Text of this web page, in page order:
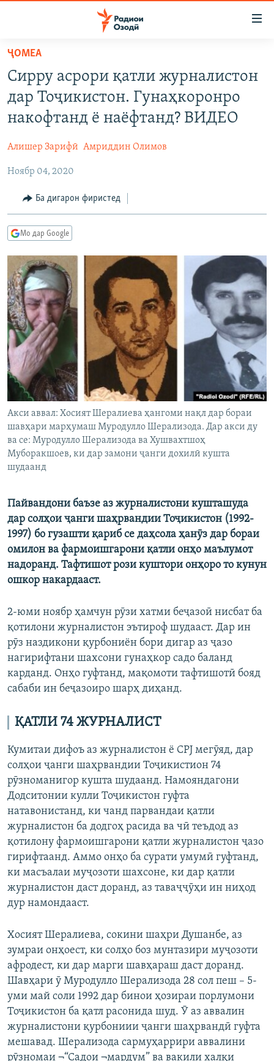
Ҷаҳиш
мояи
аслӣ
Ҷаҳиш
ба
феҳристи
Ҷаҳиш
ҷустор
СИЁСАТ
ИҚТИСОД
ҚАЗИЯИ "КРОКУС"
ОСИЁИ МАРКАЗӢ
ФАРҲАНГ
ВАРЗИШ
ГАПИ ОЗОД
РӮЗГОРИ МУҲОҶИР
ТАҲҚИҚОТ
ҶАНГ ДАР УКРАИНА
НАЗАРИ МАРДУМ
ОЗОДӢ ОНЛАЙН
ВИДЕО
НИГОРИСТОН
ГУЗОРИШҲОИ РАДИОӢ
РӮЙХАТҲО
КИТОБҲОИ ОЗОДӢ
Русский
ПАЙГИРӢ КУНЕД
Ҳамаи сомонаҳои RFE/RL
ҶОМEА
Сирру асрори қатли журналистон
дар Тоҷикистон. Гунаҳкоронро
накофтанд ё наёфтанд? ВИДЕО
Алишер Зарифӣ Амриддин Олимов
Ноябр 04, 2020
Ба дигарон фиристед
Мо дар Google
Акси аввал: Хосият Шералиева ҳангоми нақл дар бораи
шавҳари марҳумаш Муродулло Шерализода. Дар акси ду
ва се: Муродулло Шерализода ва Хушвахтшоҳ
Муборакшоев, ки дар замони ҷанги дохилӣ кушта
шудаанд
Пайвандони баъзе аз журналистони кушташуда
дар солҳои ҷанги шаҳрвандии Тоҷикистон (1992-
1997) бо гузашти қариб се даҳсола ҳанӯз дар бораи
омилон ва фармоишгарони қатли онҳо маълумот
надоранд. Тафтишот рози куштори онҳоро то кунун
ошкор накардааст.
2-юми ноябр ҳамчун рӯзи хатми беҷазоӣ нисбат ба
қотилони журналистон эътироф шудааст. Дар ин
рӯз наздикони қурбониён бори дигар аз ҷазо
нагирифтани шахсони гунаҳкор садо баланд
карданд. Онҳо гуфтанд, мақомоти тафтишотӣ бояд
сабаби ин беҷазоиро шарҳ диҳанд.
ҚАТЛИ 74 ЖУРНАЛИСТ
Кумитаи дифоъ аз журналистон ё CPJ мегӯяд, дар
солҳои ҷанги шаҳрвандии Тоҷикистион 74
рӯзноманигор кушта шудаанд. Намояндагони
Додситонии кулли Тоҷикистон гуфта
натавонистанд, ки чанд парвандаи қатли
журналистон ба додгоҳ расида ва чӣ теъдод аз
қотилону фармоишгарони қатли журналистон ҷазо
гирифтаанд. Аммо онҳо ба сурати умумӣ гуфтанд,
ки масъалаи муҷозоти шахсоне, ки дар қатли
журналистон даст доранд, аз таваҷҷӯҳи ин ниҳод
дур намондааст.
Хосият Шералиева, сокини шаҳри Душанбе, аз
зумраи онҳоест, ки солҳо боз мунтазири муҷозоти
афродест, ки дар марги шавҳараш даст доранд.
Шавҳари ӯ Муродулло Шерализода 28 сол пеш – 5-
уми май соли 1992 дар бинои ҳозираи порлумони
Тоҷикистон ба қатл расонида шуд. Ӯ аз аввалин
журналистони қурбониии ҷанги шаҳрвандӣ гуфта
мешавад. Шерализода сармуҳаррири аввалини
рӯзномаи ¬“Садои ¬мардум” ва вакили халқи